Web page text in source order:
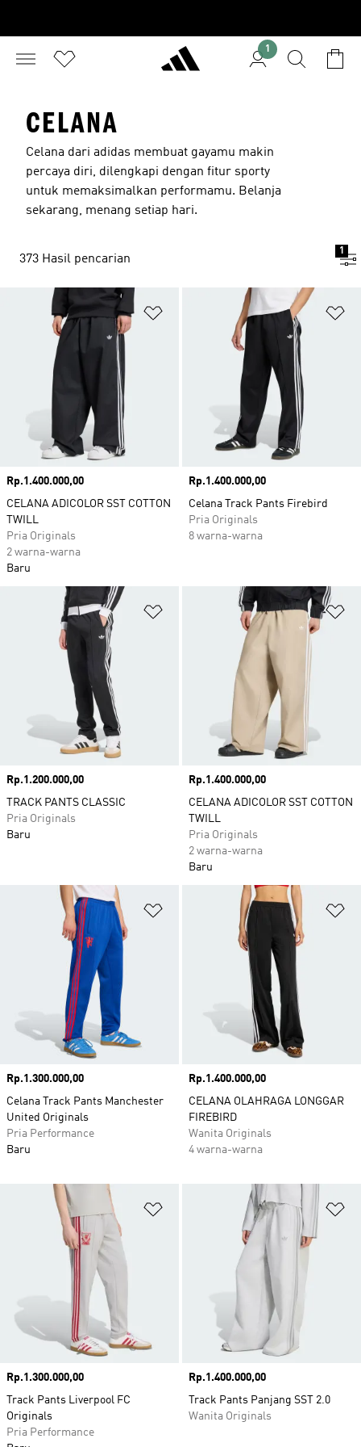
1
CELANA
Celana dari adidas membuat gayamu makin
percaya diri, dilengkapi dengan fitur sporty
untuk memaksimalkan performamu. Belanja
sekarang, menang setiap hari.
373 Hasil pencarian
1
Tambahkan ke Wishlist
Harga
Rp.1.400.000,00
CELANA ADICOLOR SST COTTON
TWILL
Pria Originals
2 warna-warna
Baru
Harga
Rp.1.400.000,00
Celana Track Pants Firebird
Pria Originals
8 warna-warna
Tambahkan ke Wishlist
Harga
Rp.1.200.000,00
TRACK PANTS CLASSIC
Pria Originals
Baru
Harga
Rp.1.400.000,00
CELANA ADICOLOR SST COTTON
TWILL
Pria Originals
2 warna-warna
Baru
Tambahkan ke Wishlist
Harga
Rp.1.300.000,00
Celana Track Pants Manchester
United Originals
Pria Performance
Baru
Harga
Rp.1.400.000,00
CELANA OLAHRAGA LONGGAR
FIREBIRD
Wanita Originals
4 warna-warna
Tambahkan ke Wishlist
Harga
Rp.1.300.000,00
Track Pants Liverpool FC
Originals
Pria Performance
Harga
Rp.1.400.000,00
Track Pants Panjang SST 2.0
Wanita Originals